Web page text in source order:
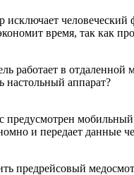
человеческий
время, так как
работает в отдаленной
настольный аппарат?
предусмотрен
и передает данные
предрейсовый